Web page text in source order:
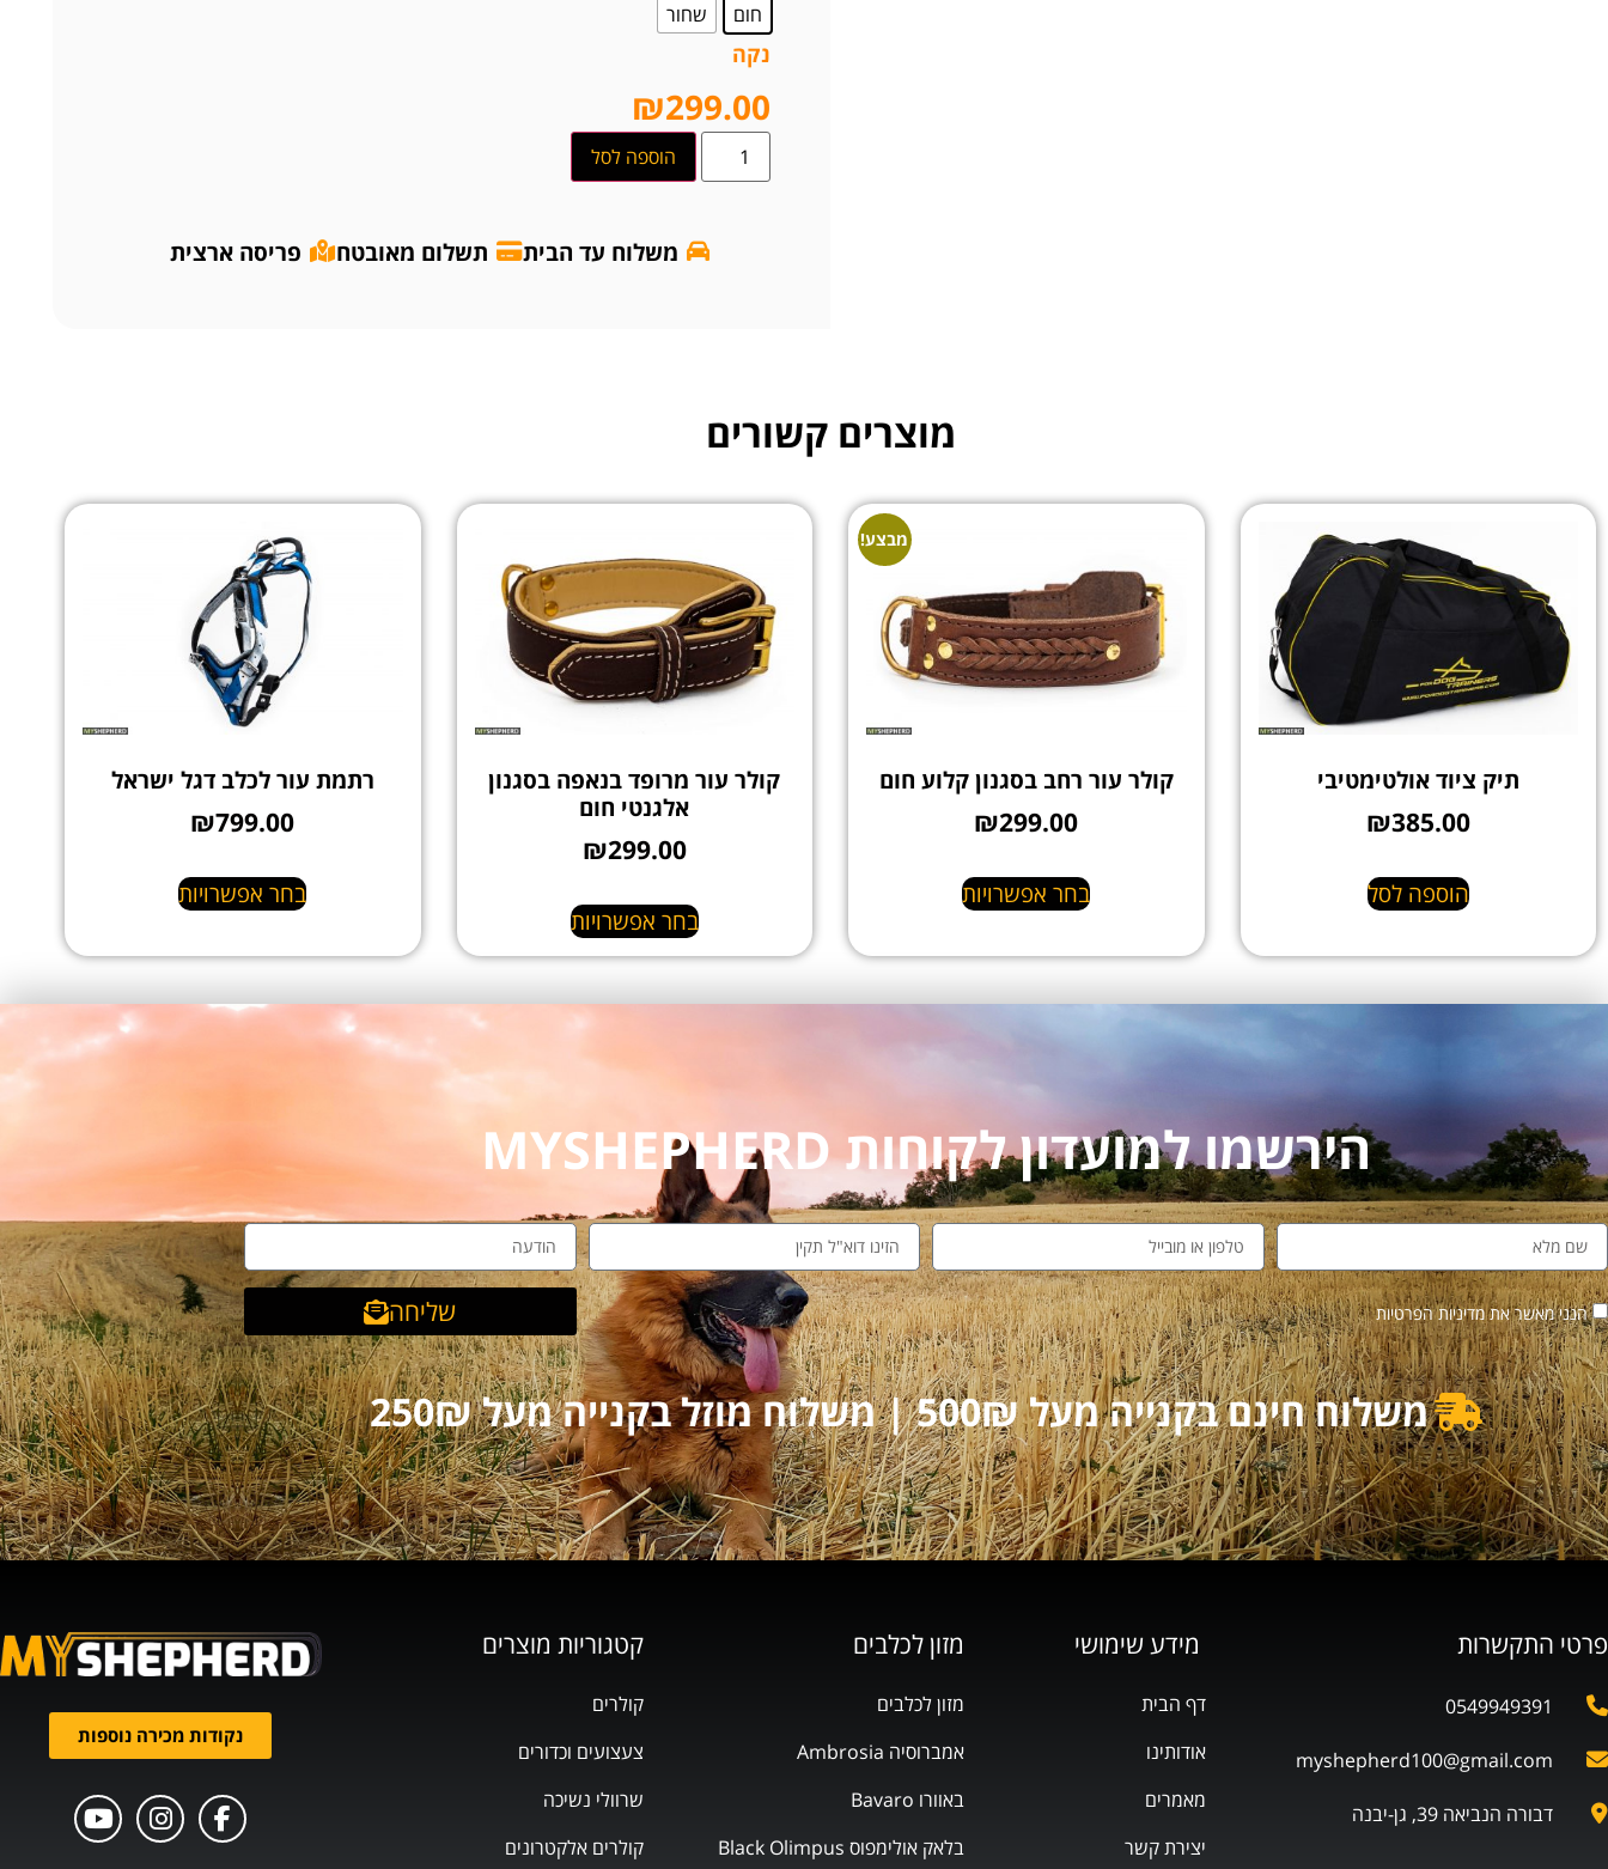
חום שחור
נקה
₪299.00
הוספה לסל
משלוח עד הבית תשלום מאובטח פריסה ארצית
מוצרים קשורים
תיק ציוד אולטימטיבי
₪385.00
הוספה לסל
מבצע!
קולר עור רחב בסגנון קלוע חום
₪299.00
בחר אפשרויות
קולר עור מרופד בנאפה בסגנון
אלגנטי חום
₪299.00
בחר אפשרויות
רתמת עור לכלב דגל ישראל
₪799.00
בחר אפשרויות
הירשמו למועדון לקוחות MYSHEPHERD
הנני מאשר את מדיניות הפרטיות שליחה
משלוח חינם בקנייה מעל 500₪ | משלוח מוזל בקנייה מעל 250₪
פרטי התקשרות
0549949391
myshepherd100@gmail.com
דבורה הנביאה 39, גן-יבנה
מידע שימושי
דף הבית
אודותינו
מאמרים
יצירת קשר
מזון לכלבים
מזון לכלבים
אמברוסיה Ambrosia
באוורו Bavaro
בלאק אולימפוס Black Olimpus
קטגוריות מוצרים
קולרים
צעצועים וכדורים
שרוולי נשיכה
קולרים אלקטרונים
נקודות מכירה נוספות